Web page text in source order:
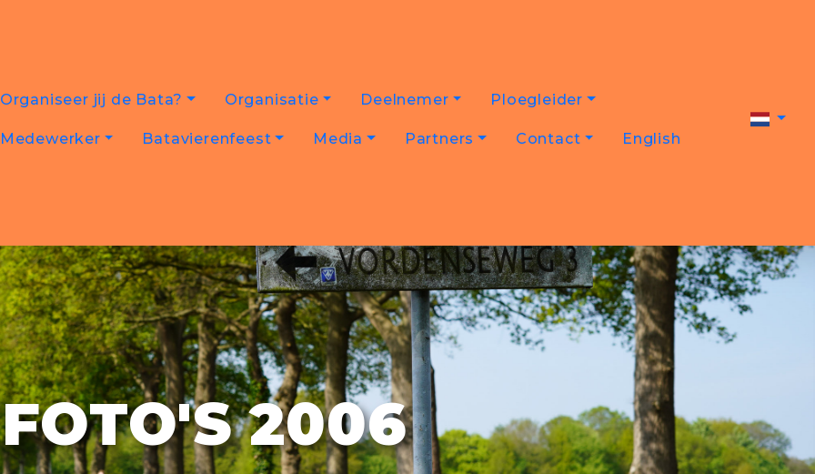
Organiseer jij de Bata? Organisatie Deelnemer Ploegleider
Medewerker Batavierenfeest Media Partners Contact English
FOTO'S 2006